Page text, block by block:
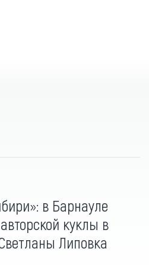
в Барнауле
куклы в
Липовка